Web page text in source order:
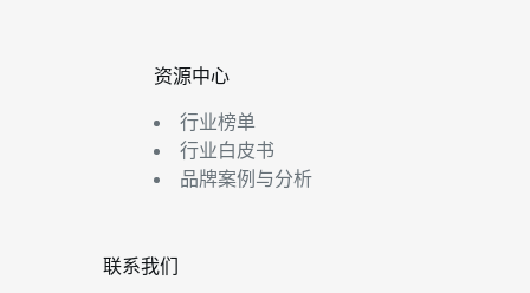
资源中心
行业榜单
行业白皮书
品牌案例与分析
联系我们